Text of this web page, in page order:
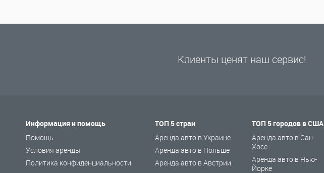
Клиенты ценят наш сервис!
Информация и помощь
Помощь
Условия аренды
Политика конфиденциальности
ТОП 5 стран
Аренда авто в Украине
Аренда авто в Польше
Аренда авто в Австрии
ТОП 5 городов в США
Аренда авто в Сан-
Хосе
Аренда авто в Нью-
Йорке